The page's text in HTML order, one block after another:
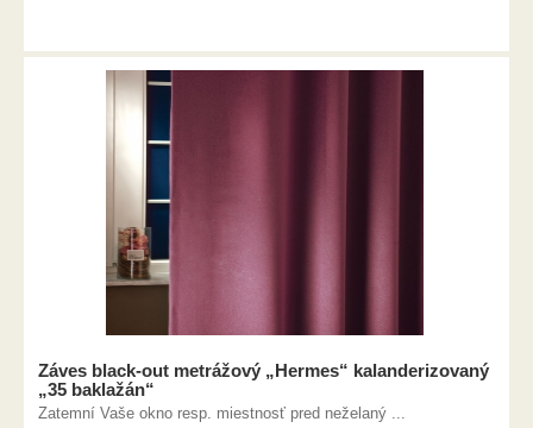
Záves black-out metrážový „Hermes“ kalanderizovaný
„35 baklažán“
Zatemní Vaše okno resp. miestnosť pred neželaný ...